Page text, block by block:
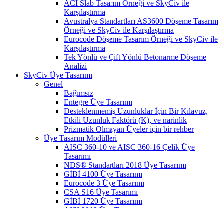
ACI Slab Tasarım Örneği ve SkyCiv ile
Karşılaştırma
Avustralya Standartları AS3600 Döşeme Tasarım
Örneği ve SkyCiv ile Karşılaştırma
Eurocode Döşeme Tasarım Örneği ve SkyCiv ile
Karşılaştırma
Tek Yönlü ve Çift Yönlü Betonarme Döşeme
Analizi
SkyCiv Üye Tasarımı
Genel
Bağımsız
Entegre Üye Tasarımı
Desteklenmemiş Uzunluklar İçin Bir Kılavuz,
Etkili Uzunluk Faktörü (K), ve narinlik
Prizmatik Olmayan Üyeler için bir rehber
Üye Tasarım Modülleri
AISC 360-10 ve AISC 360-16 Çelik Üye
Tasarımı
NDS® Standartları 2018 Üye Tasarımı
GİBİ 4100 Üye Tasarımı
Eurocode 3 Üye Tasarımı
CSA S16 Üye Tasarımı
GİBİ 1720 Üye Tasarımı